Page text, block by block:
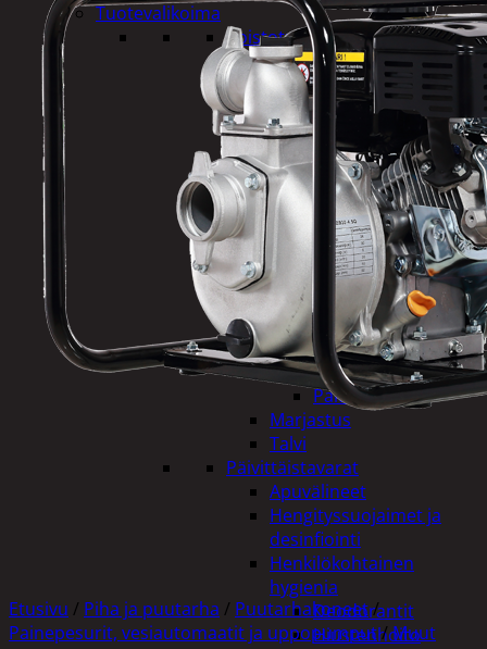
Tuotevalikoima
Poistotuotteet
Kausituotteet
Joulu
Joulu- ja kausivalot
Eläimet ja
tontut
Kyntteliköt
Valoketjut ja
kuusenvalot
Joulukoristeet
Kranssit ja
asetelmat
Tontut ja
muut
Joulutekstiilit
Paketointi
Marjastus
Talvi
Päivittäistavarat
Apuvälineet
Hengityssuojaimet ja
desinfiointi
Henkilökohtainen
hygienia
Deodorantit
Hiustenhoito
Etusivu / Piha ja puutarha / Puutarhakoneet/
Painepesurit, vesiautomaatit ja uppopumput/ Muut